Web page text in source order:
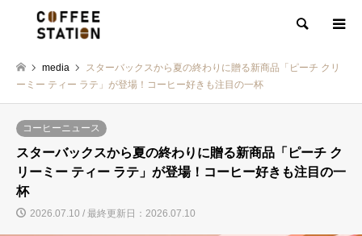
検索
media
スターバックスから夏の終わりに贈る新商品「ピーチ クリ
ーミー ティー ラテ」が登場！コーヒー好きも注目の一杯
コーヒーニュース
スターバックスから夏の終わりに贈る新商品「ピーチ ク
リーミー ティー ラテ」が登場！コーヒー好きも注目の一
杯
2026.07.10 / 最終更新日：2026.07.10